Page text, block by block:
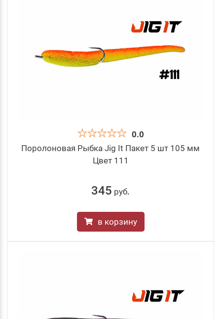
0.0
Поролоновая Рыбка Jig It Пакет 5 шт 105 мм
Цвет 111
345 руб.
в корзину